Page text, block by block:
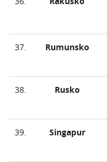
37. Rumunsko
38. Rusko
39. Singapur